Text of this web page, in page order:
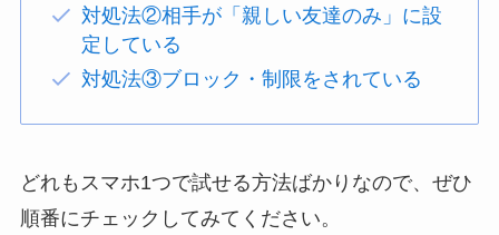
対処法②相手が「親しい友達のみ」に設
定している
対処法③ブロック・制限をされている
どれもスマホ1つで試せる方法ばかりなので、ぜひ
順番にチェックしてみてください。